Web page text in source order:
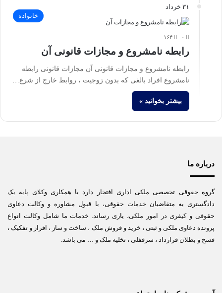
۳۱ خرداد
خانواده
۰ ۱۶۴
رابطه نامشروع و مجازات قانونی آن
رابطه نامشروع و مجازات قانونی آن مجازات قانونی رابطه
نامشروع افراد بالغی که بدون زوجیت ، روابط خارج از شرع…
بیشتر بخوانید »
درباره ما
گروه حقوقی تخصصی ملکی اداری افتخار دارد با همکاری وکلای پایه یک
دادگستری به متقاضیان خدمات حقوقی، با قبول مشاوره و وکالت دعاوی
حقوقی و کیفری در امور ملکی، یاری رساند. خدمات ما شامل وکالت انواع
پرونده دعاوی ملکی و ثبتی ، خرید و فروش ملک ، ساخت و ساز ، افراز و تفکیک ،
فسخ و بطلان قرارداد ، سرقفلی ، تخلیه ملک و … می باشد.